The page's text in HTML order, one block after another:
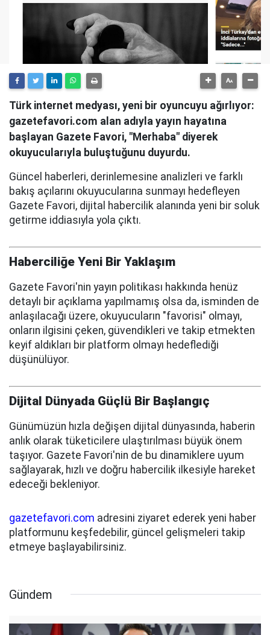
Türk internet medyası, yeni bir oyuncuyu ağırlıyor:
gazetefavori.com alan adıyla yayın hayatına
başlayan Gazete Favori, "Merhaba" diyerek
okuyucularıyla buluştuğunu duyurdu.
Güncel haberleri, derinlemesine analizleri ve farklı
bakış açılarını okuyucularına sunmayı hedefleyen
Gazete Favori, dijital habercilik alanında yeni bir soluk
getirme iddiasıyla yola çıktı.
Haberciliğe Yeni Bir Yaklaşım
Gazete Favori'nin yayın politikası hakkında henüz
detaylı bir açıklama yapılmamış olsa da, isminden de
anlaşılacağı üzere, okuyucuların "favorisi" olmayı,
onların ilgisini çeken, güvendikleri ve takip etmekten
keyif aldıkları bir platform olmayı hedeflediği
düşünülüyor.
Dijital Dünyada Güçlü Bir Başlangıç
Günümüzün hızla değişen dijital dünyasında, haberin
anlık olarak tüketicilere ulaştırılması büyük önem
taşıyor. Gazete Favori'nin de bu dinamiklere uyum
sağlayarak, hızlı ve doğru habercilik ilkesiyle hareket
edeceği bekleniyor.
gazetefavori.com adresini ziyaret ederek yeni haber
platformunu keşfedebilir, güncel gelişmeleri takip
etmeye başlayabilirsiniz.
Gündem